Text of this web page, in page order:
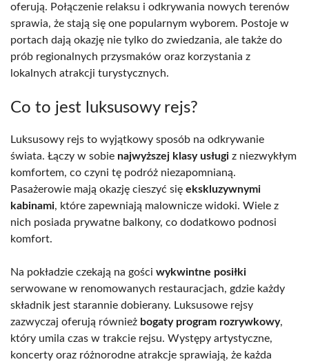
oferują. Połączenie relaksu i odkrywania nowych terenów
sprawia, że stają się one popularnym wyborem. Postoje w
portach dają okazję nie tylko do zwiedzania, ale także do
prób regionalnych przysmaków oraz korzystania z
lokalnych atrakcji turystycznych.
Co to jest luksusowy rejs?
Luksusowy rejs to wyjątkowy sposób na odkrywanie
świata. Łączy w sobie najwyższej klasy usługi z niezwykłym
komfortem, co czyni tę podróż niezapomnianą.
Pasażerowie mają okazję cieszyć się ekskluzywnymi
kabinami, które zapewniają malownicze widoki. Wiele z
nich posiada prywatne balkony, co dodatkowo podnosi
komfort.
Na pokładzie czekają na gości wykwintne posiłki
serwowane w renomowanych restauracjach, gdzie każdy
składnik jest starannie dobierany. Luksusowe rejsy
zazwyczaj oferują również bogaty program rozrywkowy,
który umila czas w trakcie rejsu. Występy artystyczne,
koncerty oraz różnorodne atrakcje sprawiają, że każda